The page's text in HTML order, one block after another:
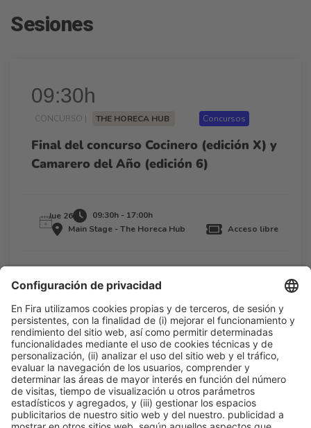
Sesiones
09:30h
CONCURSO | THE HORECA HUB Concursos
Final del concurso Cocinero (edición X) y
Camarero del Año (edición 6)
Jue 26
09:30h - 17:00h
Main Stage - The Horeca Hub
Acceso libre